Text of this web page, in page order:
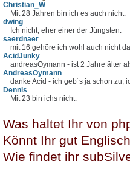
Christian_W
Mit 28 Jahren bin ich es auch nicht.
dwing
Ich nicht, eher einer der Jüngsten.
saerdnaer
mit 16 gehöre ich wohl auch nicht
AcidJunky
andreasOymann - ist 2 Jahre älter
AndreasOymann
danke Acid - ich geb´s ja schon zu,
Dennis
Mit 23 bin ichs nicht.
Was haltet Ihr von
Könnt Ihr gut
Wie findet ihr